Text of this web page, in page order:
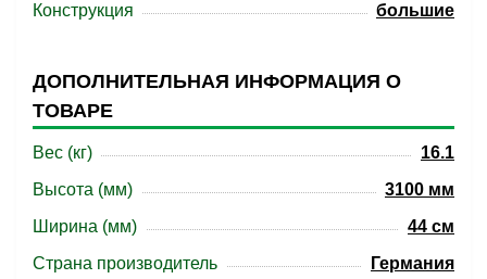
Конструкция большие
ДОПОЛНИТЕЛЬНАЯ ИНФОРМАЦИЯ О
ТОВАРЕ
Вес (кг)
16.1
Высота (мм)
3100 мм
Ширина (мм)
44 см
Страна производитель
Германия